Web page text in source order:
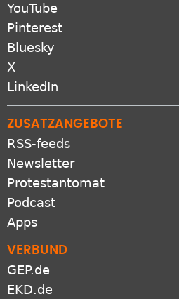
YouTube
Pinterest
Bluesky
X
LinkedIn
ZUSATZANGEBOTE
RSS-feeds
Newsletter
Protestantomat
Podcast
Apps
VERBUND
GEP.de
EKD.de